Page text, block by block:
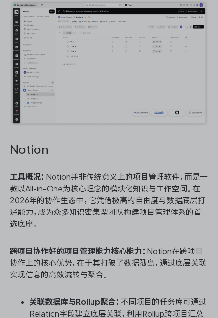
Notion
工具概况： Notion并非传统意义上的项目管理软件，而是一
款以All-in-One为核心理念的模块化知识与工作空间。在
2026年的协作生态中，它凭借极高的自由度与数据底层打
通能力，成为众多知识密集型团队构建项目管理体系的首
选底座。
跨项目协作好的项目管理能力核心能力： Notion在跨项目
协作上的核心优势，在于其打破了数据孤岛，通过底层关联
实现信息的高效流转与聚合。
关联数据库与Rollup聚合： 不同项目的任务库可通过
Relation字段建立底层关联，利用Rollup跨项目汇总